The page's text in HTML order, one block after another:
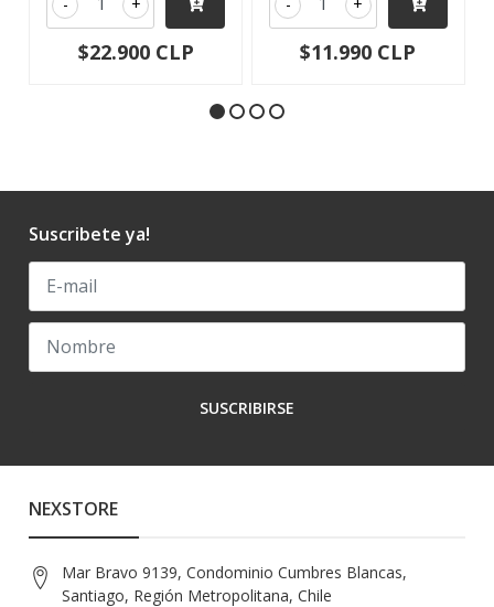
$22.900 CLP $11.990 CLP
Suscribete ya!
SUSCRIBIRSE
NEXSTORE
Mar Bravo 9139, Condominio Cumbres Blancas,
Santiago, Región Metropolitana, Chile